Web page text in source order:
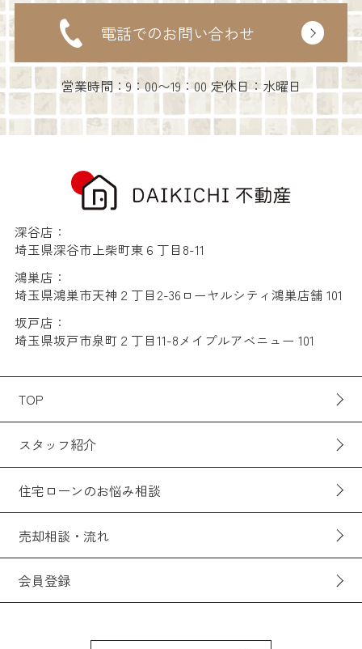
電話でのお問い合わせ
営業時間：9：00〜19：00 定休日：水曜日
深谷店：
埼玉県深谷市上柴町東６丁目8-11
鴻巣店：
埼玉県鴻巣市天神２丁目2-36ローヤルシティ鴻巣店舗 101
坂戸店：
埼玉県坂戸市泉町２丁目11-8メイプルアベニュー 101
TOP
スタッフ紹介
住宅ローンのお悩み相談
売却相談・流れ
会員登録